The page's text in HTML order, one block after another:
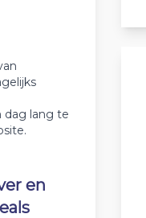
dag lang te
en